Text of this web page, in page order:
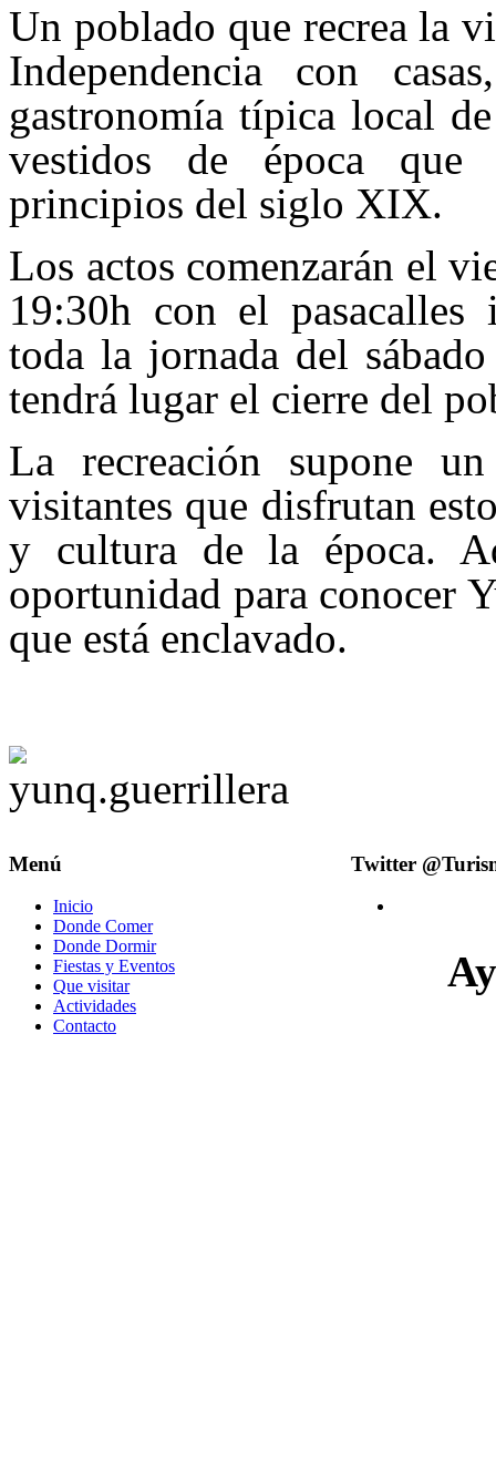
Un poblado que recrea la
Independencia con
gastronomía típica local
vestidos de época que
principios del siglo XIX.
Los actos comenzarán el
19:30h con el pasacalles
toda la jornada del
tendrá lugar el cierre del
La recreación supone
visitantes que disfrutan
y cultura de la época.
oportunidad para conocer
que está enclavado.
Menú
Inicio
Donde Comer
Donde Dormir
Fiestas y Eventos
Que visitar
Actividades
Contacto
Twitter